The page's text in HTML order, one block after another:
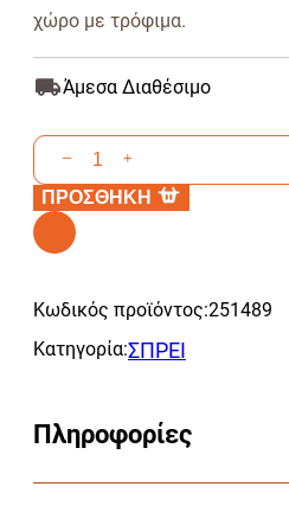
χώρο με τρόφιμα.
Άμεσα Διαθέσιμο
–
ZEP
45
ποσότητα
+
ΠΡΟΣΘΗΚΗ
Κωδικός προϊόντος:251489
Κατηγορία:ΣΠΡΕΙ
Πληροφορίες